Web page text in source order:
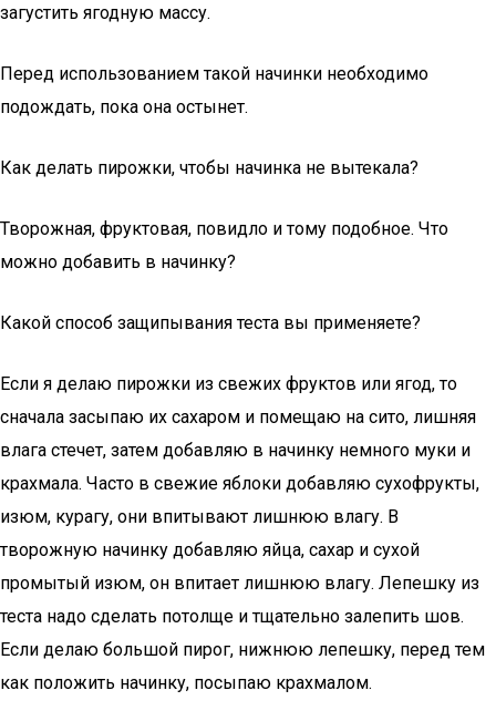
загустить ягодную массу.
Перед использованием такой начинки необходимо
подождать, пока она остынет.
Как делать пирожки, чтобы начинка не вытекала?
Творожная, фруктовая, повидло и тому подобное. Что
можно добавить в начинку?
Какой способ защипывания теста вы применяете?
Если я делаю пирожки из свежих фруктов или ягод, то
сначала засыпаю их сахаром и помещаю на сито, лишняя
влага стечет, затем добавляю в начинку немного муки и
крахмала. Часто в свежие яблоки добавляю сухофрукты,
изюм, курагу, они впитывают лишнюю влагу. В
творожную начинку добавляю яйца, сахар и сухой
промытый изюм, он впитает лишнюю влагу. Лепешку из
теста надо сделать потолще и тщательно залепить шов.
Если делаю большой пирог, нижнюю лепешку, перед тем
как положить начинку, посыпаю крахмалом.